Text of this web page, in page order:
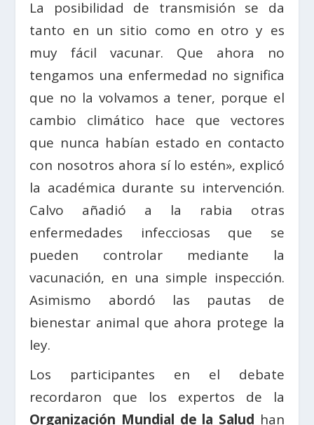
La posibilidad de transmisión se da
tanto en un sitio como en otro y es
muy fácil vacunar. Que ahora no
tengamos una enfermedad no significa
que no la volvamos a tener, porque el
cambio climático hace que vectores
que nunca habían estado en contacto
con nosotros ahora sí lo estén», explicó
la académica durante su intervención.
Calvo añadió a la rabia otras
enfermedades infecciosas que se
pueden controlar mediante la
vacunación, en una simple inspección.
Asimismo abordó las pautas de
bienestar animal que ahora protege la
ley.
Los participantes en el debate
recordaron que los expertos de la
Organización Mundial de la Salud han